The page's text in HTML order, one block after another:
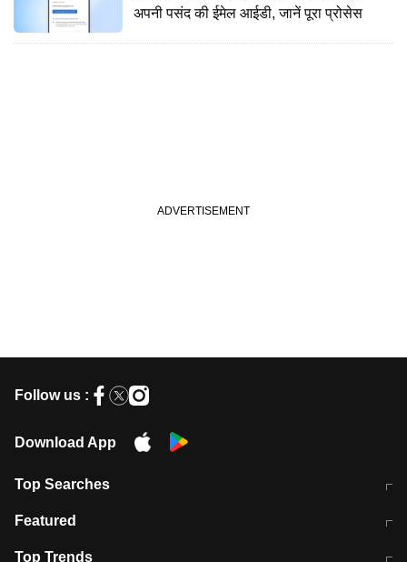
अपनी पसंद की ईमेल आईडी, जानें पूरा प्रोसेस
Follow us :
Download App
Top Searches
मुंबई में लगे 'जेन जी' के पोस्टर, लिखा- 'मैं
Featured
10 अगस्त को विधानसभा का घेराव करेंगे
Top Trends